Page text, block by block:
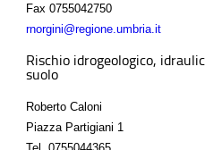
Fax 0755042750
rnorgini@regione.umbria.it
Rischio idrogeologico,
suolo
Roberto Caloni
Piazza Partigiani 1